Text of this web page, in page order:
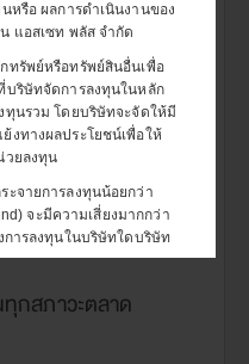
หรือ ผลการดำเนินงานของ
แอสเซท พลัส จำกัด
ทรัพย์หรือทรัพย์สินอื่นเพื่อ
บริษัทจัดการลงทุนในหลัก
ทุนรวม โดยบริษัทจะจัดให้มี
งทางผลประโยชน์เพื่อให้
วยลงทุน
ะจายการลงทุนน้อยกว่า
จะมีความเสี่ยงมากกว่า
การลงทุนในบริษัทใดบริษัท
งทุนในหรือมีไว้ซึ่งสัญญาซื้อ
อแสวงหาผลประโยชน์
พลัส พอยท์
จนซ์ เฮดจ์ฟัน
ยย่อย (ASP-
Fund ระดับโลก
กสภาวะตลาด